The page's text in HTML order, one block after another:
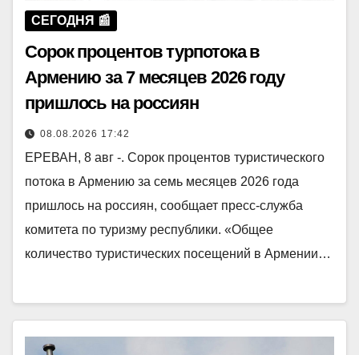
СЕГОДНЯ 📰
Сорок процентов турпотока в
Армению за 7 месяцев 2026 году
пришлось на россиян
08.08.2026 17:42
ЕРЕВАН, 8 авг -. Сорок процентов туристического
потока в Армению за семь месяцев 2026 года
пришлось на россиян, сообщает пресс-служба
комитета по туризму республики. «Общее
количество туристических посещений в Армении…